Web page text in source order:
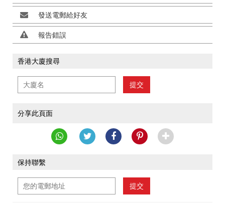
發送電郵給好友
報告錯誤
香港大廈搜尋
提交
分享此頁面
保持聯繫
提交